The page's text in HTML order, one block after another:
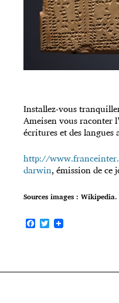
Installez-vous
Ameisen vous raconter
écritures et des langues
http://
darwin, émission de ce
Sources images : Wikipedia.
F
o
T
w
e